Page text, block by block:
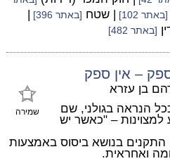
[באתר 102] | שטח [באתר 396]
|
[באתר 482]
– אין ספק
שמירה
בן עזרא
הנראה בגולני, שם
למצוינות – "כאשר יש
התקנים בנושא ביסוס באמצעות
ואחראית.